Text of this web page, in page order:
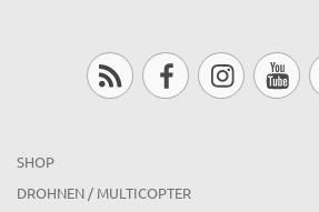
SHOP
DROHNEN / MULTICOPTER